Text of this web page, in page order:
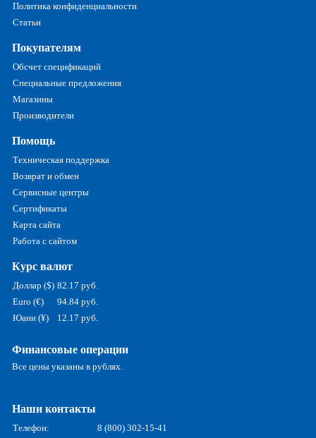
Политика конфиденциальности
Статьи
Покупателям
Обсчет спецификаций
Специальные предложения
Магазины
Производители
Помощь
Техническая поддержка
Возврат и обмен
Сервисные центры
Сертификаты
Карта сайта
Работа с сайтом
Курс валют
Доллар ($) 82.17 руб.
Euro (€)
94.84 руб.
Юани (¥)
12.17 руб.
Финансовые операции
Все цены указаны в рублях.
Наши контакты
Телефон: 8 (800) 302-15-41